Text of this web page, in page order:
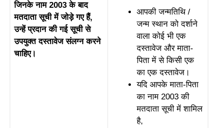
जिनके नाम 2003 के बाद
मतदाता सूची में जोड़े गए हैं,
उन्हें प्रदान की गई सूची से
उपयुक्त दस्तावेज संलग्न करने
चाहिए।
आपकी जन्मतिथि /
जन्म स्थान को दर्शाने
वाला कोई भी एक
दस्तावेज और माता-
पिता में से किसी एक
का एक दस्तावेज।
यदि आपके माता-पिता
का नाम 2003 की
मतदाता सूची में शामिल
है,